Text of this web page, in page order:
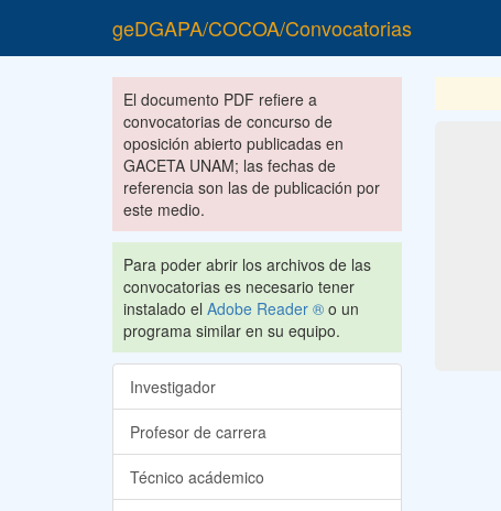
geDGAPA/COCOA/Convocatorias
El documento PDF refiere a
convocatorias de concurso de
oposición abierto publicadas en
GACETA UNAM; las fechas de
referencia son las de publicación por
este medio.
Para poder abrir los archivos de las
convocatorias es necesario tener
instalado el Adobe Reader ® o un
programa similar en su equipo.
Investigador
Profesor de carrera
Técnico acádemico